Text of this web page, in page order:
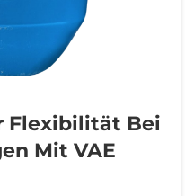
Flexibilität Bei
Mit VAE